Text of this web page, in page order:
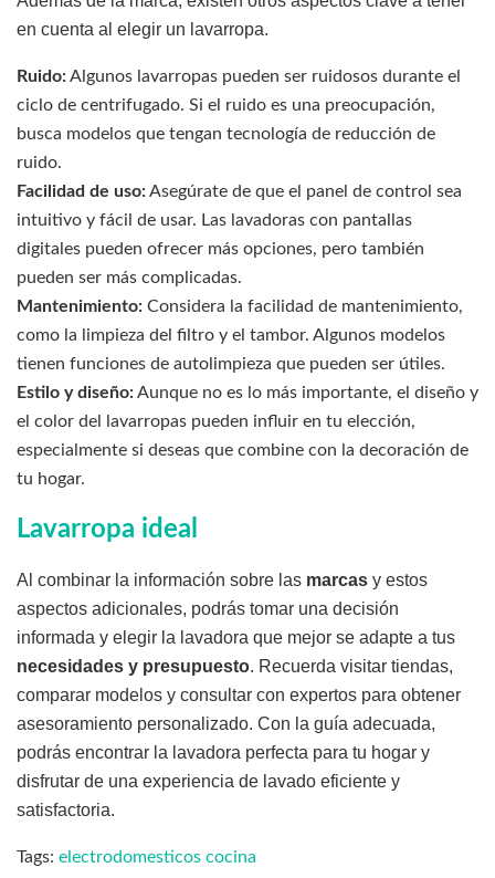
en cuenta al elegir un lavarropa.
Ruido:Algunos lavarropas pueden ser ruidosos durante el
ciclo de centrifugado. Si el ruido es una preocupación,
busca modelos que tengan tecnología de reducción de
ruido.
Facilidad de uso:Asegúrate de que el panel de control sea
intuitivo y fácil de usar. Las lavadoras con pantallas
digitales pueden ofrecer más opciones, pero también
pueden ser más complicadas.
Mantenimiento: Considera la facilidad de mantenimiento,
como la limpieza del filtro y el tambor. Algunos modelos
tienen funciones de autolimpieza que pueden ser útiles.
Estilo y diseño:Aunque no es lo más importante, el diseño y
el color del lavarropas pueden influir en tu elección,
especialmente si deseas que combine con la decoración de
tu hogar.
Lavarropa ideal
Al combinar la información sobre las marcas y estos
aspectos adicionales, podrás tomar una decisión
informada y elegir la lavadora que mejor se adapte a tus
necesidades y presupuesto. Recuerda visitar tiendas,
comparar modelos y consultar con expertos para obtener
asesoramiento personalizado. Con la guía adecuada,
podrás encontrar la lavadora perfecta para tu hogar y
disfrutar de una experiencia de lavado eficiente y
satisfactoria.
Tags: electrodomesticos cocina